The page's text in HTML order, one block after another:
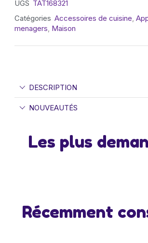
UGS TAT168321
Catégories Accessoires de cuisine,
menagers, Maison
DESCRIPTION
NOUVEAUTÉS
Les plus
Récemment